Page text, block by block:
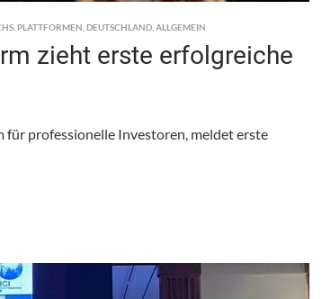
PLATTFORMEN DEUTSCHLAND ALLGEMEIN
zieht erste erfolgreiche
professionelle Investoren, meldet erste